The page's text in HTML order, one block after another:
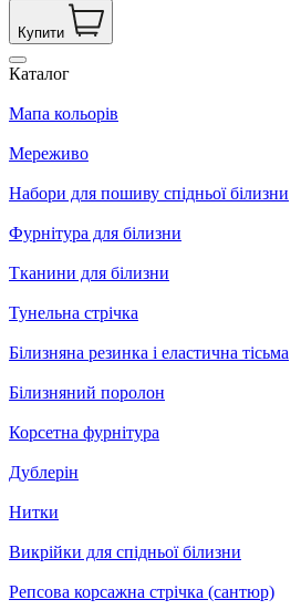
Купити
Каталог
Мапа кольорів
Мереживо
Набори для пошиву спідньої білизни
Фурнітура для білизни
Тканини для білизни
Тунельна стрічка
Білизняна резинка і еластична тісьма
Білизняний поролон
Корсетна фурнітура
Дублерін
Нитки
Викрійки для спідньої білизни
Репсова корсажна стрічка (сантюр)